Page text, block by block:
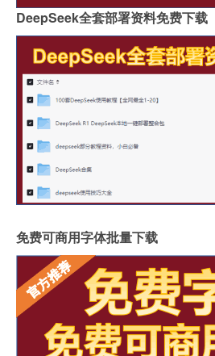
DeepSeek全套部署资料免费下载
免费可商用字体批量下载